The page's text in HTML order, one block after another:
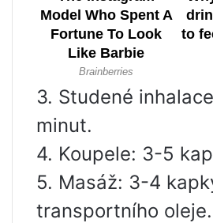
3. Studené
minut.
4. Koupele: 3-5
5. Masáž: 3-4
transportního oleje.